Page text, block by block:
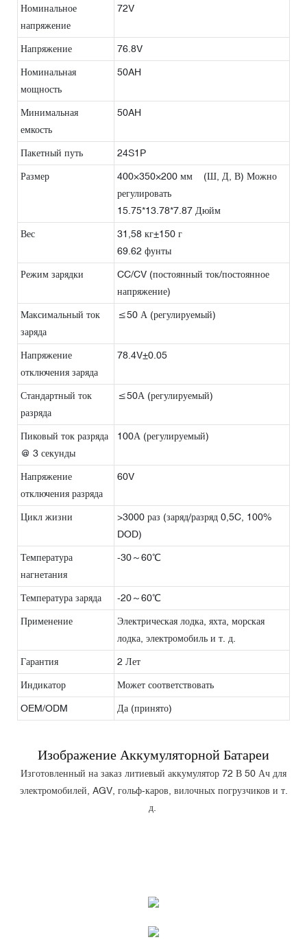
Номинальное
напряжение
72V
Напряжение 76.8V
Номинальная
мощность
50AH
Минимальная
емкость
50AH
Пакетный путь 24S1P
Размер
400×350×200 мм (Ш, Д, В) Можно
регулировать
15.75*13.78*7.87 Дюйм
Вес
31,58 кг±150 г
69.62 фунты
Режим зарядки
CC/CV (постоянный ток/постоянное
напряжение)
Максимальный ток
заряда
≤50 А (регулируемый)
Напряжение
отключения заряда
78.4V±0.05
Стандартный ток
разряда
≤50А (регулируемый)
Пиковый ток разряда
@ 3 секунды
100А (регулируемый)
Напряжение
отключения разряда
60V
Цикл жизни
>3000 раз (заряд/разряд 0,5C, 100%
DOD)
Температура
нагнетания
-30～60℃
Температура заряда -20～60℃
Применение
Электрическая лодка, яхта, морская
лодка, электромобиль и т. д.
Гарантия 2 Лет
Индикатор Может соответствовать
OEM/ODM Да (принято)
Изображение Аккумуляторной Батареи
Изготовленный на заказ литиевый аккумулятор 72 В 50 Ач для
электромобилей, AGV, гольф-каров, вилочных погрузчиков и т.
д.